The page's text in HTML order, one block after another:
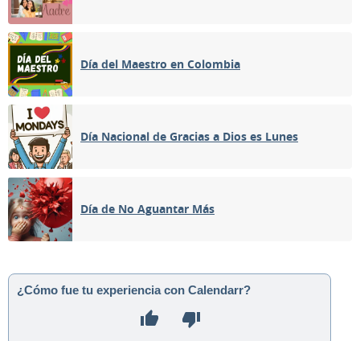
Día del Maestro en Colombia
Día Nacional de Gracias a Dios es Lunes
Día de No Aguantar Más
¿Cómo fue tu experiencia con Calendarr?